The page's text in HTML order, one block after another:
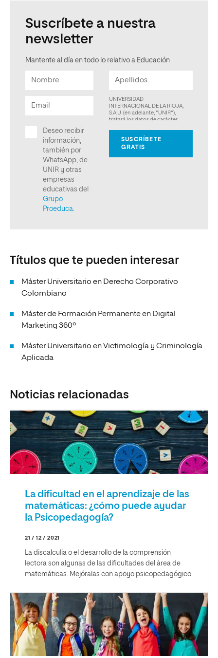
Suscríbete a nuestra
newsletter
Mantente al día en todo lo relativo a Educación
Títulos que te pueden interesar
Máster Universitario en Derecho Corporativo
Colombiano
Máster de Formación Permanente en Digital
Marketing 360º
Máster Universitario en Victimología y Criminología
Aplicada
Noticias relacionadas
La dificultad en el aprendizaje de las
matemáticas: ¿cómo puede ayudar
la Psicopedagogía?
21 / 12 / 2021
La discalculia o el desarrollo de la comprensión
lectora son algunas de las dificultades del área de
matemáticas. Mejóralas con apoyo psicopedagógico.